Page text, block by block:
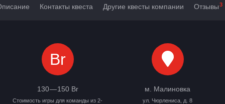
Контакты квеста Другие квесты компании Отзывы3
Br
130 — 150 Br
Стоимость игры для команды из 2-
м. Малиновка
ул. Чюрлениса, д. 8